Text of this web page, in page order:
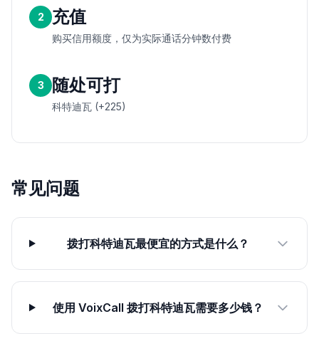
2 充值
购买信用额度，仅为实际通话分钟数付费
3 随处可打
科特迪瓦 (+225)
常见问题
拨打科特迪瓦最便宜的方式是什么？
使用 VoixCall 拨打科特迪瓦需要多少钱？